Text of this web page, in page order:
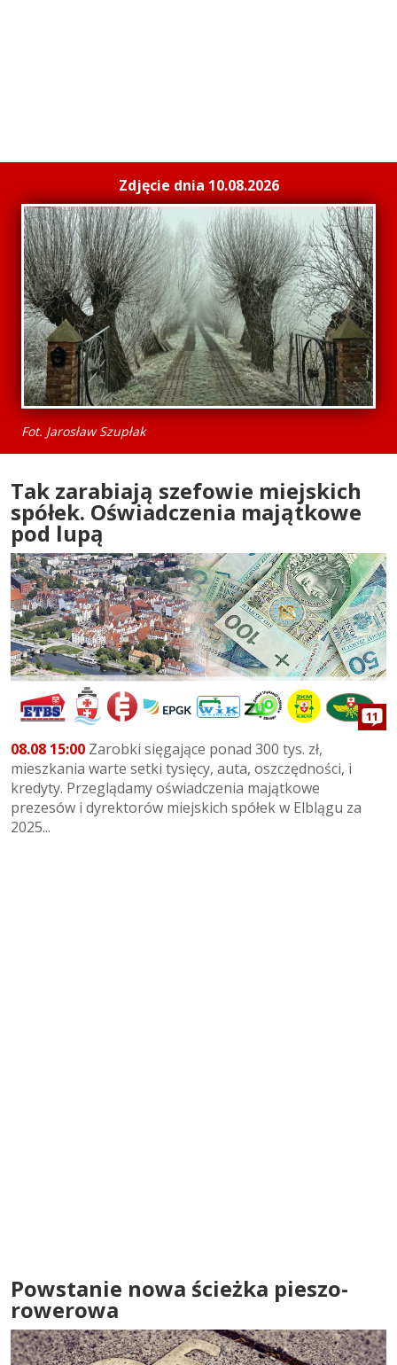
Zdjęcie dnia 10.08.2026
Fot. Jarosław Szupłak
Tak zarabiają szefowie miejskich
spółek. Oświadczenia majątkowe
pod lupą
11
08.08 15:00 Zarobki sięgające ponad 300 tys. zł,
mieszkania warte setki tysięcy, auta, oszczędności, i
kredyty. Przeglądamy oświadczenia majątkowe
prezesów i dyrektorów miejskich spółek w Elblągu za
2025...
Powstanie nowa ścieżka pieszo-
rowerowa